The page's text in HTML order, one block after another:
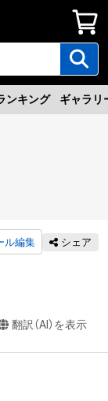
ンキング ギャラリ
ル編集 シェア
翻訳（AI）を表示